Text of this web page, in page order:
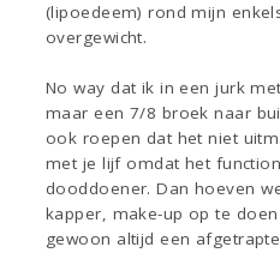
(lipoedeem) rond mijn
overgewicht.
No way dat ik in een jurk
maar een 7/8 broek naar
ook roepen dat het niet
met je lijf omdat het
dooddoener. Dan hoeven
kapper, make-up op te
gewoon altijd een